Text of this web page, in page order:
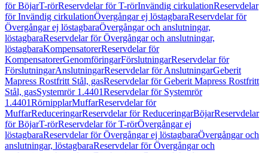
för BöjarT-rörReservdelar för T-rörInvändig cirkulationReservdelar
för Invändig cirkulationÖvergångar ej löstagbaraReservdelar för
Övergångar ej löstagbaraÖvergångar och anslutningar,
löstagbaraReservdelar för Övergångar och anslutningar,
löstagbaraKompensatorerReservdelar för
KompensatorerGenomföringarFörslutningarReservdelar för
FörslutningarAnslutningarReservdelar för AnslutningarGeberit
Mapress Rostfritt Stål, gasReservdelar för Geberit Mapress Rostfritt
Stål, gasSystemrör 1.4401Reservdelar för Systemrör
1.4401RörnipplarMuffarReservdelar för
MuffarReduceringarReservdelar för ReduceringarBöjarReservdelar
för BöjarT-rörReservdelar för T-rörÖvergångar ej
löstagbaraReservdelar för Övergångar ej löstagbaraÖvergångar och
anslutningar, löstagbaraReservdelar för Övergångar och